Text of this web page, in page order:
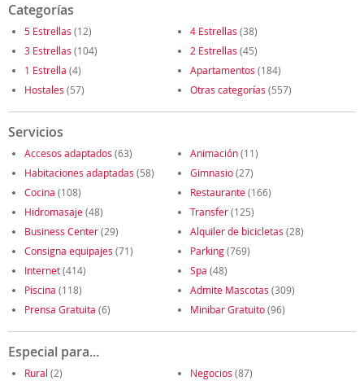
Categorías
5 Estrellas (12) 4 Estrellas (38)
3 Estrellas (104) 2 Estrellas (45)
1 Estrella (4) Apartamentos (184)
Hostales (57) Otras categorías (557)
Servicios
Accesos adaptados (63) Animación(11)
Habitaciones adaptadas (58) Gimnasio(27)
Cocina (108) Restaurante(166)
Hidromasaje(48) Transfer(125)
Business Center(29) Alquiler de bicicletas (28)
Consigna equipajes (71) Parking(769)
Internet(414) Spa (48)
Piscina (118) Admite Mascotas (309)
Prensa Gratuita (6) Minibar Gratuito(96)
Especial para...
Rural (2) Negocios (87)